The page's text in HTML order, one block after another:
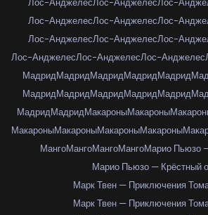
Лос-АнджелесЛос-АнджелесЛос-
Лос-АнджелесЛос-АнджелесЛос-
Лос-АнджелесЛос-АнджелесЛос-
Лос-АнджелесЛос-АнджелесЛос-Анджелес
МадридМадридМадридМадридМадрид
МадридМадридМадридМадридМадрид
МадридМадридМакароныМакароны
МакароныМакароныМакароныМакароны
МангоМангоМангоМангоМарио Пьюзо
Марио Пьюзо — Крёстный
Марк Твен — Приключения
Марк Твен — Приключения